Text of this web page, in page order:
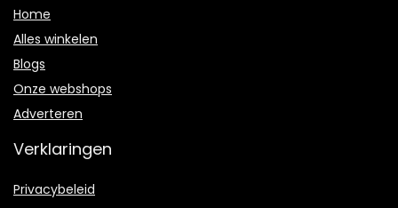
Home
Alles winkelen
Blogs
Onze webshops
Adverteren
Verklaringen
Privacybeleid